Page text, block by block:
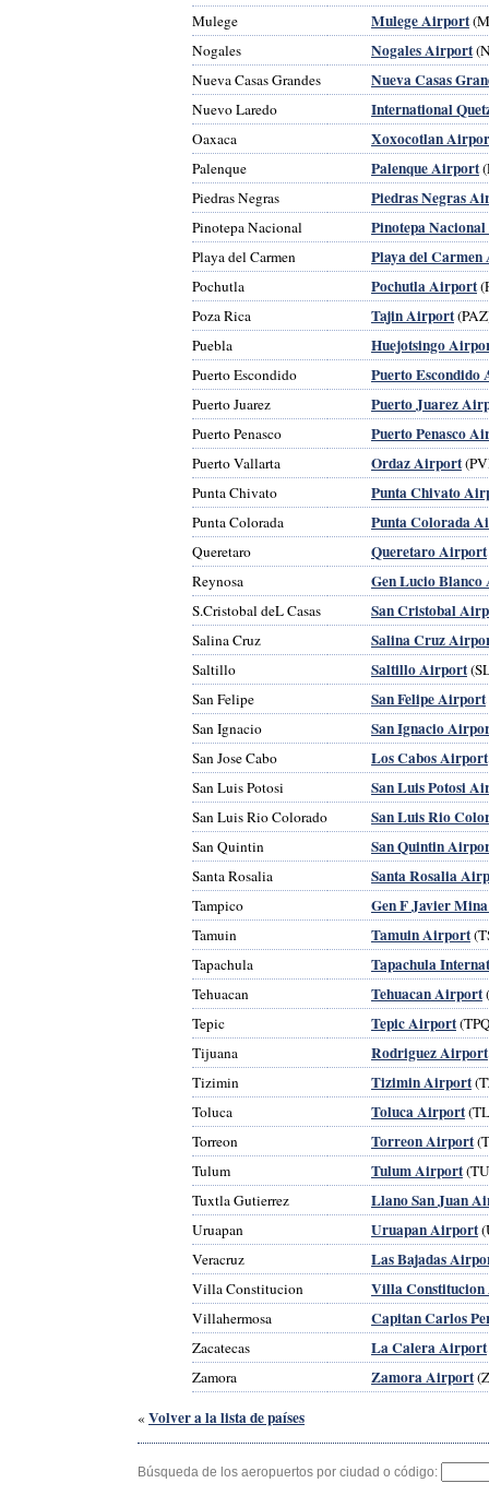
Mulege
Mulege Airport
Nogales
Nogales Airport
Nueva Casas Grandes
Nueva Casas
Nuevo Laredo International
Oaxaca Xoxocotlan
Palenque Palenque Airport
Piedras Negras
Piedras Negras
Pinotepa Nacional Pinotepa
Playa del Carmen Playa del
Pochutla Pochutla Airport
Poza Rica
Tajin Airport
Puebla
Huejotsingo
Puerto Escondido Puerto
Puerto Juarez Puerto Juarez
Puerto Penasco Puerto Penasco
Puerto Vallarta Ordaz Airport
Punta Chivato
Punta Chivato
Punta Colorada Punta Colorada
Queretaro Queretaro Airport
Reynosa
Gen Lucio
S.Cristobal deL Casas San Cristobal
Salina Cruz Salina Cruz
Saltillo Saltillo Airport
San Felipe
San Felipe Airport
San Ignacio
San Ignacio
San Jose Cabo Los Cabos Airport
San Luis Potosi
San Luis Potosi
San Luis Rio Colorado San Luis Rio
San Quintin San Quintin
Santa Rosalia Santa Rosalia
Tampico Gen F Javier
Tamuin Tamuin Airport
Tapachula
Tapachula
Tehuacan Tehuacan Airport
Tepic
Tepic Airport
Tijuana
Rodriguez Airport
Tizimin
Tizimin Airport
Toluca
Toluca Airport
Torreon
Torreon Airport
Tulum
Tulum Airport
Tuxtla Gutierrez
Llano San Juan
Uruapan Uruapan Airport
Veracruz
Las Bajadas
Villa Constitucion Villa
Villahermosa Capitan Carlos
Zacatecas La Calera Airport
Zamora
Zamora Airport
« Volver a la lista de países
Búsqueda de los aeropuertos por ciudad o código: